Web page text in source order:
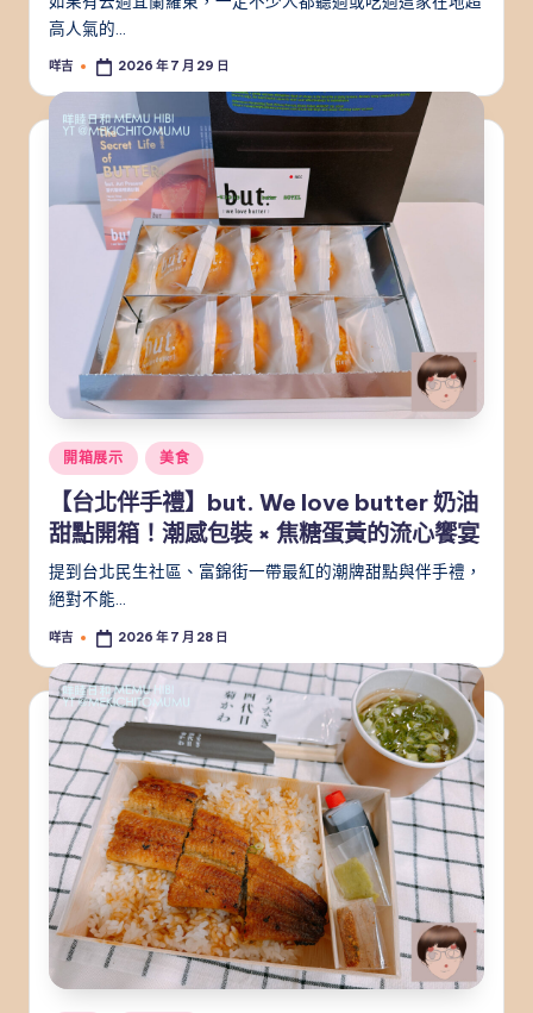
高人氣的…
Posted
咩吉 2026 年 7 月 29 日
Posted
in
開箱展示 美食
【台北伴手禮】but. We love butter 奶油
甜點開箱！潮感包裝 × 焦糖蛋黃的流心饗宴
提到台北民生社區、富錦街一帶最紅的潮牌甜點與伴手禮，
絕對不能…
Posted
咩吉 2026 年 7 月 28 日